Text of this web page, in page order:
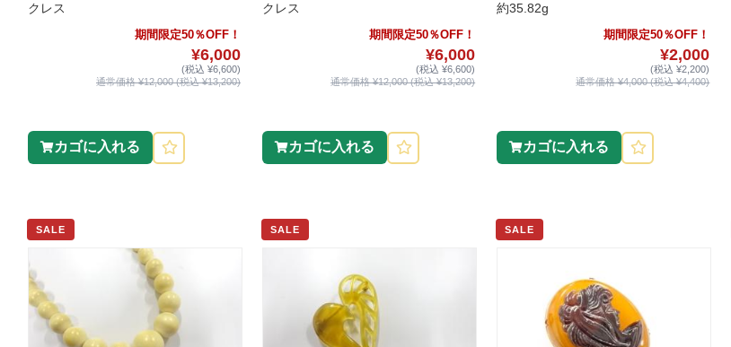
クレス
期間限定50％OFF！
¥6,000
(税込 ¥6,600)
通常価格 ¥12,000 (税込 ¥13,200)
カゴに入れる
クレス
期間限定50％OFF！
¥6,000
(税込 ¥6,600)
通常価格 ¥12,000 (税込 ¥13,200)
カゴに入れる
約35.82g
期間限定50％OFF！
¥2,000
(税込 ¥2,200)
通常価格 ¥4,000 (税込 ¥4,400)
カゴに入れる
SALE SALE SALE